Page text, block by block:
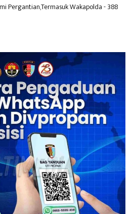
Pergantian,Termasuk Wakapolda- 388